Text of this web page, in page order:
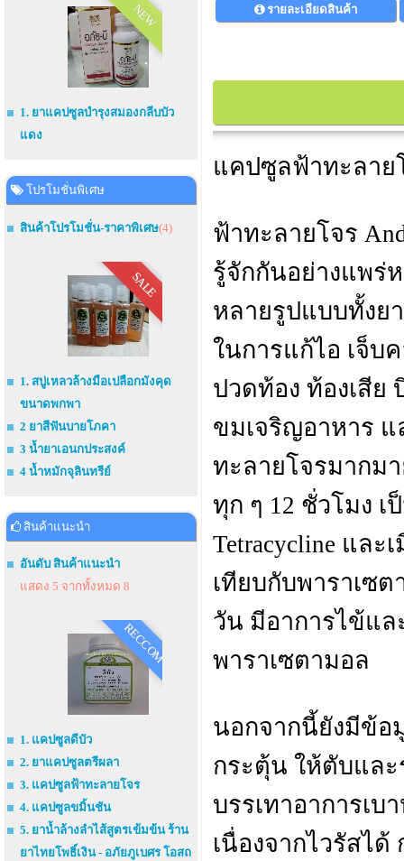
NEW
1. ยาแคปซูลบำรุงสมองกลีบบัว
แดง
โปรโมชั่นพิเศษ
สินค้าโปรโมชั่น-ราคาพิเศษ(4)
SALE
1. สบู่เหลวล้างมือเปลือกมังคุด
ขนาดพกพา
2 ยาสีฟันบายโภคา
3 น้ำยาเอนกประสงค์
4 น้ำหมักจุลินทรีย์
สินค้าแนะนำ
อันดับ สินค้าแนะนำ
แสดง 5 จากทั้งหมด 8
RECCOM
1. แคปซูลดีบัว
2. ยาแคปซูลตรีผลา
3. แคปซูลฟ้าทะลายโจร
4. แคปซูลขมิ้นชัน
5. ยาน้ำล้างลำไส้สูตรเข้มข้น ร้าน
ยาไทยโพธิ์เงิน - อภัยภูเบศร โอสถ
รายละเอียดสินค้า
แคปซูลฟ้าทะลาย
ฟ้าทะลายโจร
รู้จักกันอย่างแพร่
หลายรูปแบบทั้งย
ในการแก้ไอ เจ็บ
ปวดท้อง ท้องเสีย
ขมเจริญอาหาร
ทะลายโจรมากม
ทุก ๆ 12 ชั่วโมง เ
Tetracycline แล
เทียบกับพาราเซ
วัน มีอาการไข้แล
พาราเซตามอล
นอกจากนี้ยังมีข้อ
กระตุ้น ให้ตับแล
บรรเทาอาการเ
เนื่องจากไวรัสไ